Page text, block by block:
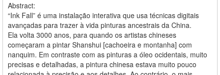
Abstract:
“Ink Fall” é uma instalação interativa que usa técnicas digitais
avançadas para trazer à vida pinturas ancestrais da China.
Ela volta 3000 anos, para quando os artistas chineses
começaram a pintar Shanshui [cachoeira e montanha] com
nanquim. Em contraste com as pinturas a óleo ocidentais, muito
precisas e detalhadas, a pintura chinesa estava muito pouco